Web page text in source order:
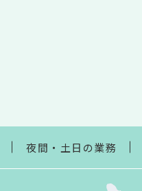
夜間・土日の業務